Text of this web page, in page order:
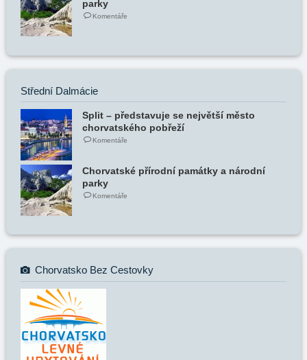
parky
Komentáře
Střední Dalmácie
Split – představuje se největší město
chorvatského pobřeží
Komentáře
Chorvatské přírodní památky a národní
parky
Komentáře
Chorvatsko Bez Cestovky